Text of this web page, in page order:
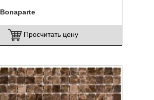
Bonaparte
Просчитать цену